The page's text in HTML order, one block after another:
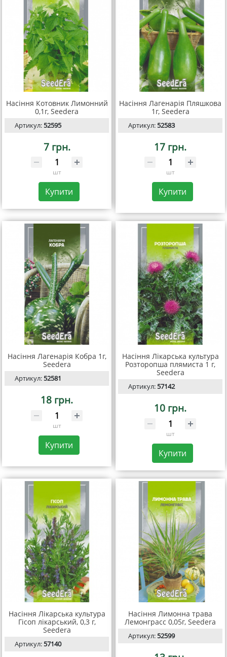
Насіння Котовник Лимонний
0,1г, Seedera
Артикул:52595
7 грн.
шт
Купити
Насіння Лагенарія Пляшкова
1г, Seedera
Артикул:52583
17 грн.
шт
Купити
Насіння Лагенарія Кобра 1г,
Seedera
Артикул:52581
18 грн.
шт
Купити
Насіння Лікарська культура
Розторопша плямиста 1 г,
Seedera
Артикул:57142
10 грн.
шт
Купити
Насіння Лікарська культура
Гісоп лікарський, 0,3 г,
Seedera
Артикул:57140
Насіння Лимонна трава
Лемонграсс 0,05г, Seedera
Артикул:52599